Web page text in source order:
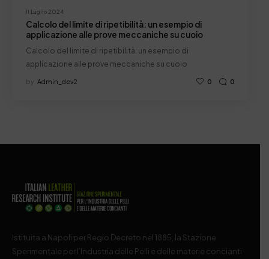
11 Luglio 2024
Calcolo del limite di ripetibilità: un esempio di
applicazione alle prove meccaniche su cuoio
Calcolo del limite di ripetibilità: un esempio di
applicazione alle prove meccaniche su cuoio
by Admin_dev2 0 0
Istituita a Napoli per Regio Decreto nel 1885, la Stazione
Sperimentale per l’Industria delle Pelli e delle materie concianti